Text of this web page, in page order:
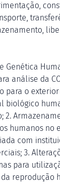
Genética
análise da
para o
biológico
2.
humanos no
com
3.
para
reprodução